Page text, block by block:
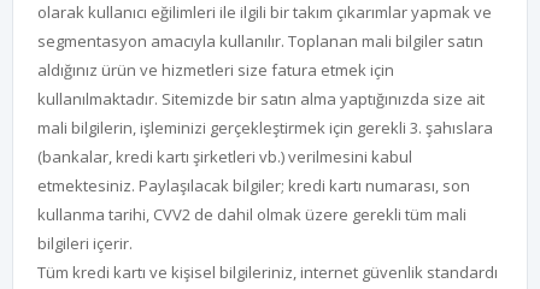
olarak kullanıcı eğilimleri ile ilgili bir takım çıkarımlar yapmak ve
segmentasyon amacıyla kullanılır. Toplanan mali bilgiler satın
aldığınız ürün ve hizmetleri size fatura etmek için
kullanılmaktadır. Sitemizde bir satın alma yaptığınızda size ait
mali bilgilerin, işleminizi gerçekleştirmek için gerekli 3. şahıslara
(bankalar, kredi kartı şirketleri vb.) verilmesini kabul
etmektesiniz. Paylaşılacak bilgiler; kredi kartı numarası, son
kullanma tarihi, CVV2 de dahil olmak üzere gerekli tüm mali
bilgileri içerir.
Tüm kredi kartı ve kişisel bilgileriniz, internet güvenlik standardı